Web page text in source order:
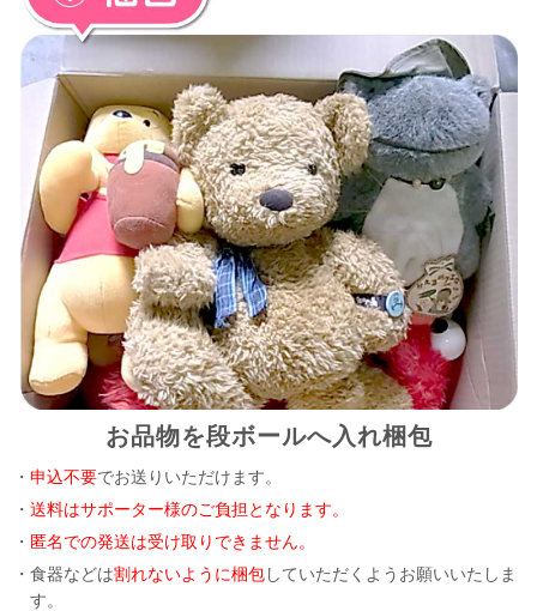
お品物を段ボールへ入れ梱包
・申込不要でお送りいただけます。
・送料はサポーター様のご負担となります。
・ 匿名での発送は受け取りできません。
・食器などは割れないように梱包していただくようお願いいたしま
す。